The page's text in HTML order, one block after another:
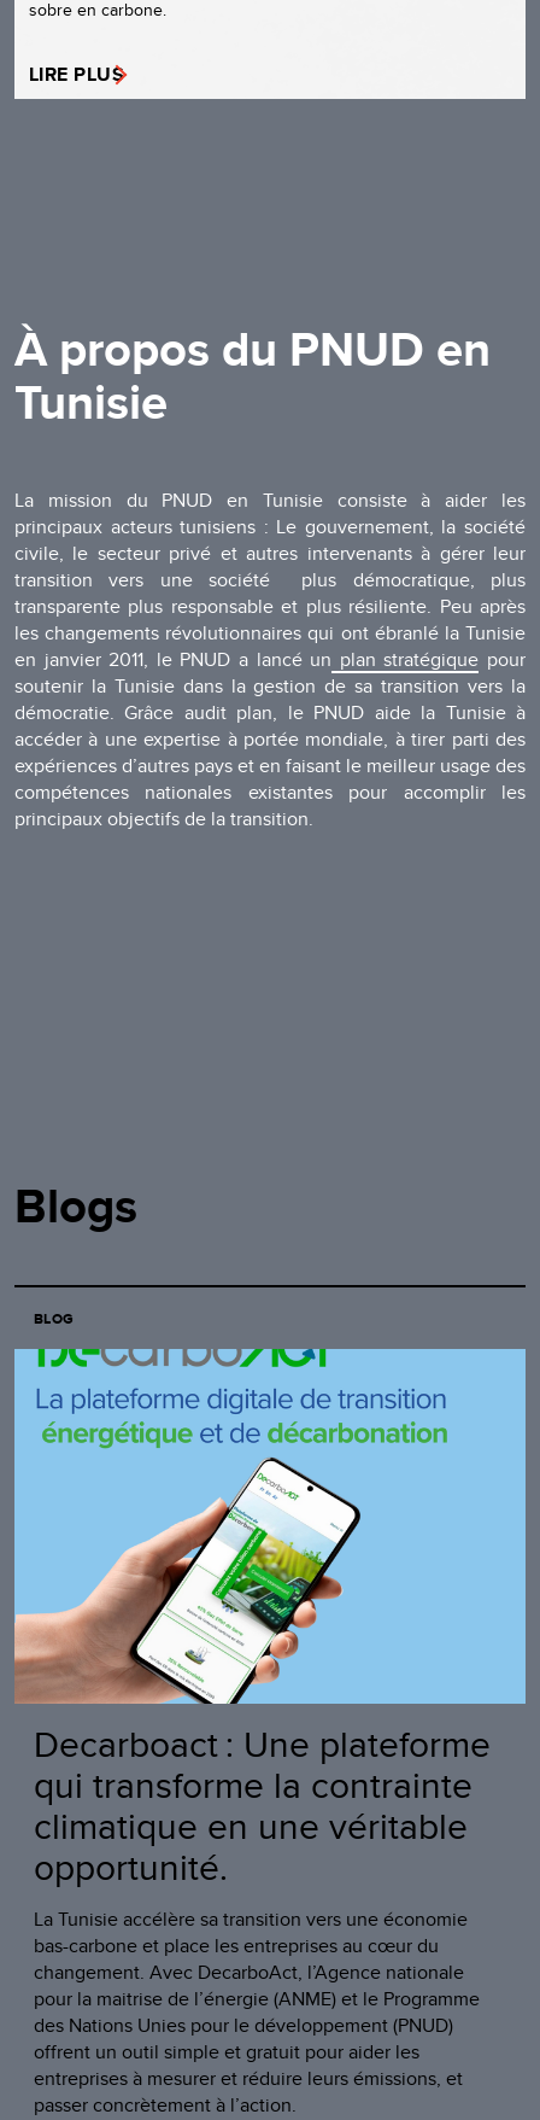
sobre en carbone.
LIRE PLUS
À propos du PNUD en
Tunisie
La mission du PNUD en Tunisie consiste à aider les
principaux acteurs tunisiens : Le gouvernement, la société
civile, le secteur privé et autres intervenants à gérer leur
transition vers une société plus démocratique, plus
transparente plus responsable et plus résiliente. Peu après
les changements révolutionnaires qui ont ébranlé la Tunisie
en janvier 2011, le PNUD a lancé un plan stratégique pour
soutenir la Tunisie dans la gestion de sa transition vers la
démocratie. Grâce audit plan, le PNUD aide la Tunisie à
accéder à une expertise à portée mondiale, à tirer parti des
expériences d’autres pays et en faisant le meilleur usage des
compétences nationales existantes pour accomplir les
principaux objectifs de la transition.
Blogs
BLOG
Decarboact : Une plateforme
qui transforme la contrainte
climatique en une véritable
opportunité.
La Tunisie accélère sa transition vers une économie
bas-carbone et place les entreprises au cœur du
changement. Avec DecarboAct, l’Agence nationale
pour la maitrise de l’énergie (ANME) et le Programme
des Nations Unies pour le développement (PNUD)
offrent un outil simple et gratuit pour aider les
entreprises à mesurer et réduire leurs émissions, et
passer concrètement à l’action.